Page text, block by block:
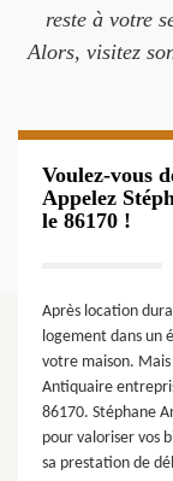
reste à votre
Alors, visitez
Voulez-vous
Appelez
le 86170 !
Après location
logement dans un
votre maison. Mais
Antiquaire
86170. Stéphane
pour valoriser vos
sa prestation de